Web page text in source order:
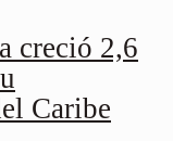
creció 2,6
Caribe